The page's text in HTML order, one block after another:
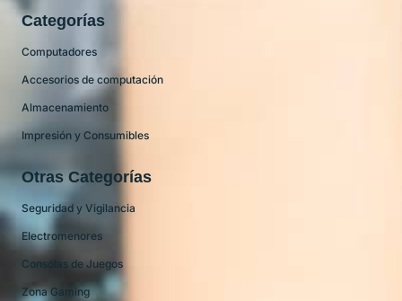
Categorías
Computadores
Accesorios de computación
Almacenamiento
Impresión y Consumibles
Otras Categorías
Seguridad y Vigilancia
Electromenores
Consolas de Juegos
Zona Gaming